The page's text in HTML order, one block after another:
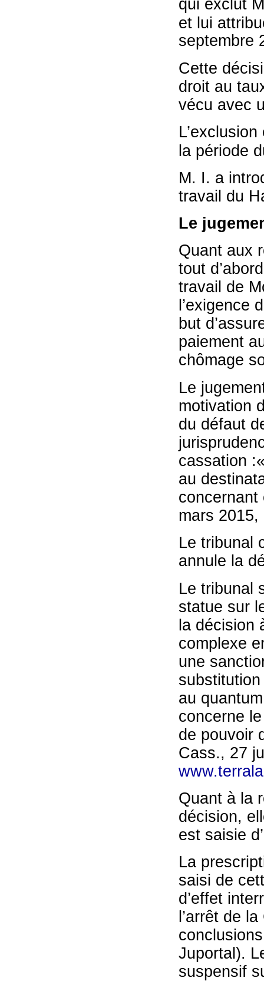
qui exclut
et lui
septembre
Cette
droit au
vécu avec
la période
M. I. a
travail du
Le
Quant aux
tout
travail de
l’exigence
but
paiement
chômage
Le
motivation
du défaut
cassation
au
concernant
mars 2015,
Le tribunal
annule la
Le tribunal
statue sur
la décision
complexe
une
au
concerne
de pouvoir
Cass., 27
Quant à la
décision,
est saisie
La
saisi de
d’effet
l’arrêt de
Juportal).
suspensif